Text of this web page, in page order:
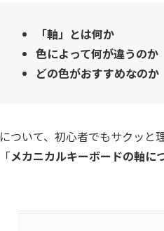
「軸」とは何か
色によって何が違うのか
どの色がおすすめなのか
について、初心者でもサクッと
「メカニカルキーボードの軸に